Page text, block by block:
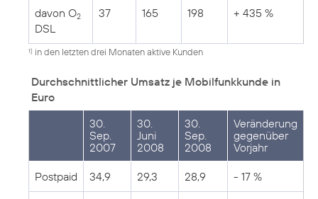
davon O2
DSL
37 165 198 + 435 %
1) in den letzten drei Monaten aktive Kunden
Durchschnittlicher Umsatz je Mobilfunkkunde in
Euro
30.
Sep.
2007
30.
Juni
2008
30.
Sep.
2008
Veränderung
gegenüber
Vorjahr
Postpaid 34,9 29,3 28,9 - 17 %